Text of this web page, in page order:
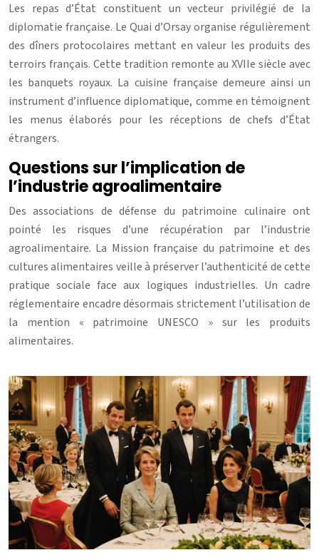
Les repas d’État constituent un vecteur privilégié de la
diplomatie française. Le Quai d’Orsay organise régulièrement
des dîners protocolaires mettant en valeur les produits des
terroirs français. Cette tradition remonte au XVIIe siècle avec
les banquets royaux. La cuisine française demeure ainsi un
instrument d’influence diplomatique, comme en témoignent
les menus élaborés pour les réceptions de chefs d’État
étrangers.
Questions sur l’implication de
l’industrie agroalimentaire
Des associations de défense du patrimoine culinaire ont
pointé les risques d’une récupération par l’industrie
agroalimentaire. La Mission française du patrimoine et des
cultures alimentaires veille à préserver l’authenticité de cette
pratique sociale face aux logiques industrielles. Un cadre
réglementaire encadre désormais strictement l’utilisation de
la mention « patrimoine UNESCO » sur les produits
alimentaires.